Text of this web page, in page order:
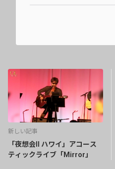
新しい記事
「夜想会II ハワイ」アコース
ティックライブ「Mirror」